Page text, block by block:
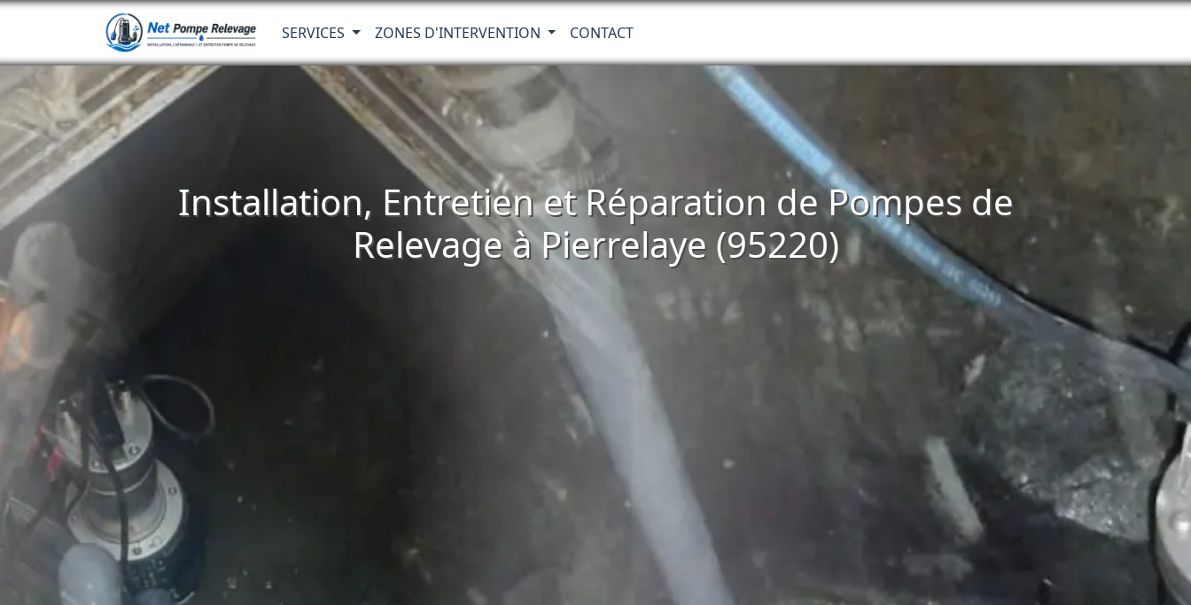
SERVICES ZONES D'INTERVENTION CONTACT
Installation, Entretien et Réparation de Pompes de
Relevage à Pierrelaye (95220)